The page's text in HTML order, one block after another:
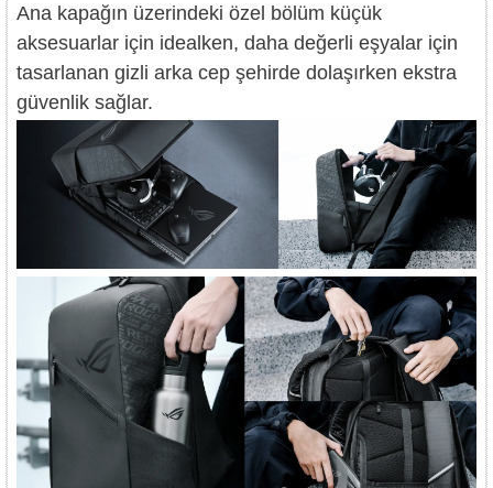
Ana kapağın üzerindeki özel bölüm küçük
aksesuarlar için idealken, daha değerli eşyalar için
tasarlanan gizli arka cep şehirde dolaşırken ekstra
güvenlik sağlar.